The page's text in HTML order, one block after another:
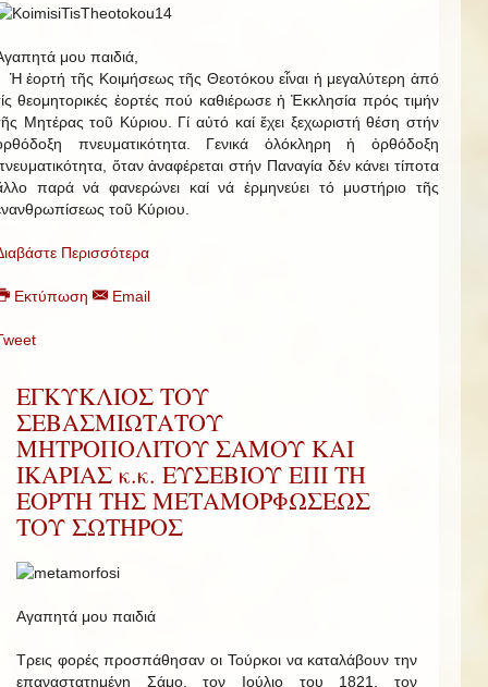
μου παιδιά,
ἑορτή τῆς Κοιμήσεως τῆς Θεοτόκου εἶναι ἡ μεγαλύτερη ἀπό
θεομητορικές ἑορτές πού καθιέρωσε ἡ Ἐκκλησία πρός τιμήν
Μητέρας τοῦ Κύριου. Γί αὐτό καί ἔχει ξεχωριστή θέση στήν
πνευματικότητα. Γενικά ὁλόκληρη ἡ ὀρθόδοξη
ὅταν ἀναφέρεται στήν Παναγία δέν κάνει τίποτα
παρά νά φανερώνει καί νά ἑρμηνεύει τό μυστήριο τῆς
τοῦ Κύριου.
Περισσότερα
Εκτύπωση Email
ΕΓΚΥΚΛΙΟΣ ΤΟΥ
ΣΕΒΑΣΜΙΩΤΑΤΟΥ
ΜΗΤΡΟΠΟΛΙΤΟΥ ΣΑΜΟΥ ΚΑΙ
ΙΚΑΡΙΑΣ κ.κ. ΕΥΣΕΒΙΟΥ ΕΠΙ ΤΗ
ΕΟΡΤΗ ΤΗΣ ΜΕΤΑΜΟΡΦΩΣΕΩΣ
ΤΟΥ ΣΩΤΗΡΟΣ
Αγαπητά μου παιδιά
Τρεις φορές προσπάθησαν οι Τούρκοι να καταλάβουν την
επαναστατημένη Σάμο, τον Ιούλιο του 1821, τον